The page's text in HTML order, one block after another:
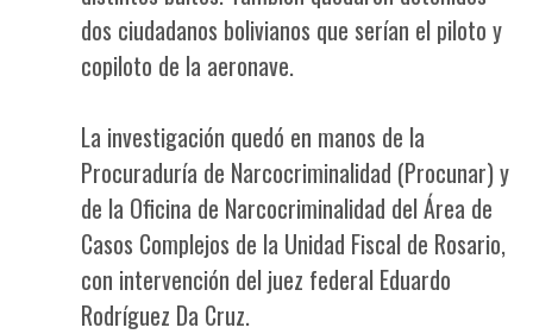
dos ciudadanos bolivianos que serían el piloto y
copiloto de la aeronave.
La investigación quedó en manos de la
Procuraduría de Narcocriminalidad (Procunar) y
de la Oficina de Narcocriminalidad del Área de
Casos Complejos de la Unidad Fiscal de Rosario,
con intervención del juez federal Eduardo
Rodríguez Da Cruz.